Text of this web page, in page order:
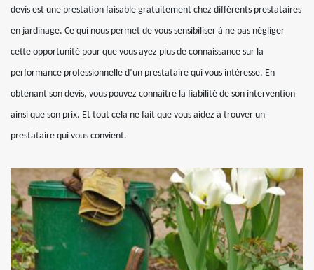
devis est une prestation faisable gratuitement chez différents prestataires
en jardinage. Ce qui nous permet de vous sensibiliser à ne pas négliger
cette opportunité pour que vous ayez plus de connaissance sur la
performance professionnelle d’un prestataire qui vous intéresse. En
obtenant son devis, vous pouvez connaitre la fiabilité de son intervention
ainsi que son prix. Et tout cela ne fait que vous aidez à trouver un
prestataire qui vous convient.